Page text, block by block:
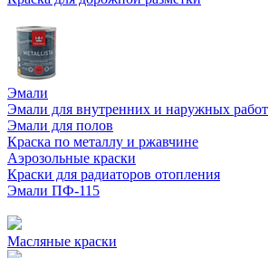
Эмали
Эмали для внутренних и наружных работ
Эмали для полов
Краска по металлу и ржавчине
Аэрозольные краски
Краски для радиаторов отопления
Эмали ПФ-115
Масляные краски